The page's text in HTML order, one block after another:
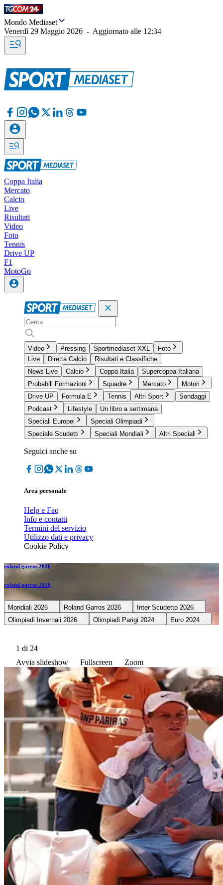
Mondo Mediaset
Venerdì 29 Maggio 2026 - Aggiornato alle 12:34
Coppa Italia
Mercato
Calcio
Live
Risultati
Video
Foto
Tennis
Drive UP
F1
MotoGp
Video Pressing Sportmediaset XXL
Foto
Live
Diretta Calcio
Risultati e Classifiche
News Live
Calcio Coppa Italia
Supercoppa Italiana
Probabili Formazioni
Squadre Mercato
Motori
Drive UP
Formula E Tennis Altri Sport
Sondaggi
Podcast
Lifestyle
Un libro a settimana
Speciali Europei
Speciali Olimpiadi
Speciale Scudetti
Speciali Mondiali Altri Speciali
Seguici anche su
Area personale
Help e Faq
Info e contatti
Termini del servizio
Utilizzo dati e privacy
Cookie Policy
roland garros 2026
roland garros 2026
Mondiali 2026 Roland Garros 2026
Inter Scudetto 2026
Olimpiadi Invernali 2026
Olimpiadi Parigi 2024 Euro 2024
1 di 24
Avvia slideshow
Fullscreen Zoom